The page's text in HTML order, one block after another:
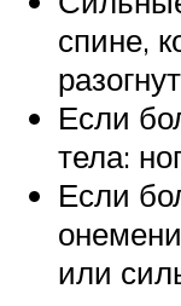
спине,
Если
тела:
Если
или